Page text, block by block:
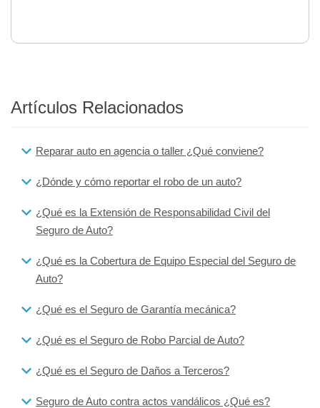
Artículos Relacionados
Reparar auto en agencia o taller ¿Qué conviene?
¿Dónde y cómo reportar el robo de un auto?
¿Qué es la Extensión de Responsabilidad Civil del
Seguro de Auto?
¿Qué es la Cobertura de Equipo Especial del Seguro de
Auto?
¿Qué es el Seguro de Garantía mecánica?
¿Qué es el Seguro de Robo Parcial de Auto?
¿Qué es el Seguro de Daños a Terceros?
Seguro de Auto contra actos vandálicos ¿Qué es?